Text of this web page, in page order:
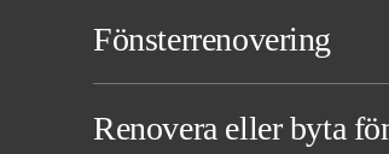
Fönsterrenovering
Renovera eller byta